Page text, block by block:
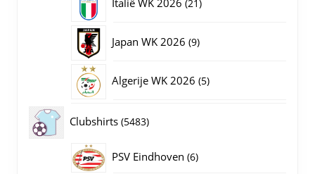
21
Japan WK 2026 99
Algerije WK 2026 55
Clubshirts 54835483
producten
PSV Eindhoven 66